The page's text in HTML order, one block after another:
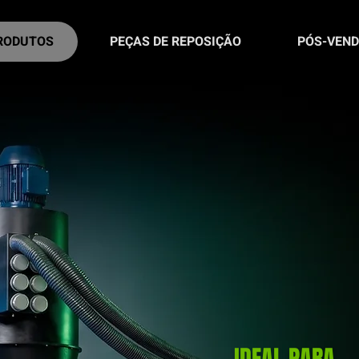
PEÇAS DE REPOSIÇÃO PÓS-